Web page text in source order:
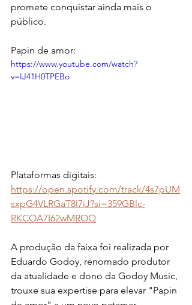
promete conquistar ainda mais o
público.
Papin de amor:
https://www.youtube.com/watch?
v=IJ41H0TPEBo
Plataformas digitais:
https://open.spotify.com/track/4s7pUM
sxpG4VLRGaT8l7iJ?si=359GBlc-
RKCOA7I62wMROQ
A produção da faixa foi realizada por
Eduardo Godoy, renomado produtor
da atualidade e dono da Godoy Music,
trouxe sua expertise para elevar "Papin